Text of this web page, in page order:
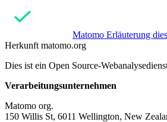
Matomo Erläuterung
Herkunft matomo.org
Dies ist ein Open Source-
Verarbeitungsunternehmen
Matomo org.
150 Willis St, 6011 Wellington, New